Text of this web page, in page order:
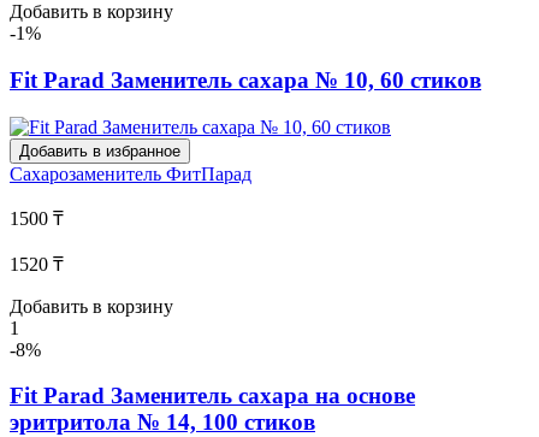
Добавить в корзину
-1%
Fit Parad Заменитель сахара № 10, 60 стиков
Добавить в избранное
Сахарозаменитель ФитПарад
1500 ₸
1520 ₸
Добавить в корзину
1
-8%
Fit Parad Заменитель сахара на основе
эритритола № 14, 100 стиков